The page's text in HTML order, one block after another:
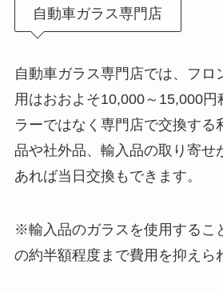
自動車ガラス専門店
自動車ガラス専門店では、フロ
用はおおよそ10,000～15,000円
ラーではなく専門店で交換する
品や社外品、輸入品の取り寄せ
あれば当日交換もできます。
※輸入品のガラスを使用するこ
の約半額程度まで費用を抑えら